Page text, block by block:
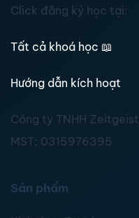
Click đăng ký học tại:
Tất cả khoá học 📖
Hướng dẫn kích hoạt
Công ty TNHH Zeitgeist
MST: 0315976395
Sản phẩm